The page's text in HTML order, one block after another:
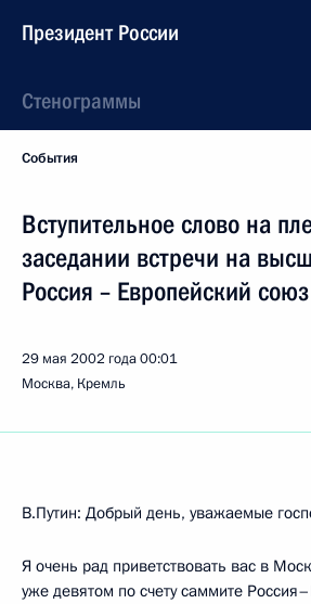
Президент России
Стенограммы
События
Вступительное слово на
заседании встречи на
Россия – Европейский союз
29 мая 2002 года00:01
Москва, Кремль
В.Путин: Добрый день, уважаемые
Я очень рад приветствовать вас в
уже девятом по счету саммите